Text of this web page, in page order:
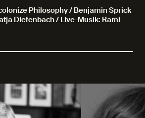
Philosophy / Benjamin Sprick
Diefenbach / Live-Musik: Rami